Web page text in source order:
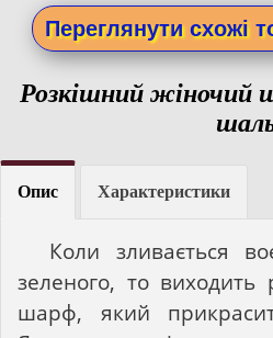
Переглянути схожі
Розкішний жіночий
Опис Характеристики
Коли зливається
зеленого, то виходить
шарф, який